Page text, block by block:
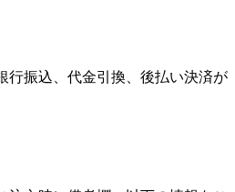
行振込、代金引換、後払い決済が